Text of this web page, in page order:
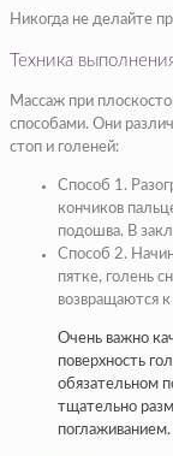
Никогда не делайте
Техника
Массаж при
способами. Они
стоп и голеней:
Способ 1.
кончиков
подошва. В
Способ 2.
пятке, голень
возвращаются
Очень важно
поверхность
обязательном
тщательно
поглаживанием.